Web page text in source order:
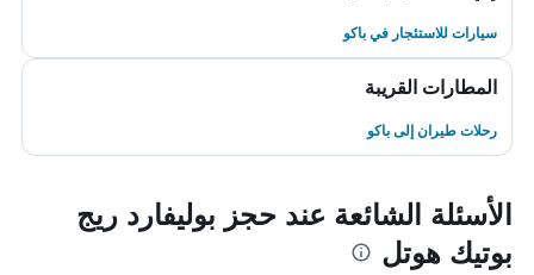
سيارات للاستئجار في باكو
المطارات القريبة
رحلات طيران إلى باكو
الأسئلة الشائعة عند حجز بوليفارد ريج
بوتيك هوتل